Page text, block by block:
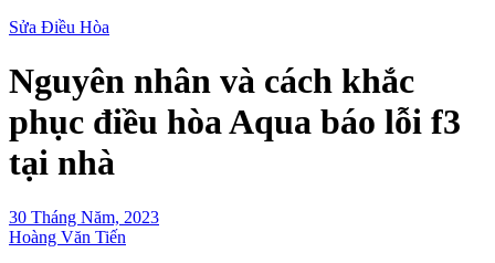
Sửa Điều Hòa
Nguyên nhân và cách khắc
phục điều hòa Aqua báo lỗi f3
tại nhà
30 Tháng Năm, 2023
Hoàng Văn Tiến